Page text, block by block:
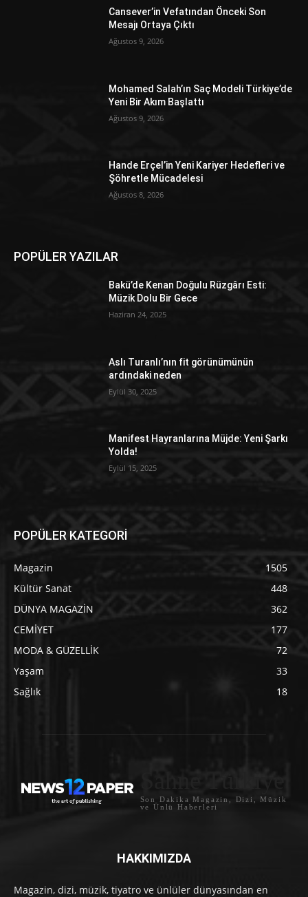
Cansever’in Vefatından Önceki Son
Mesajı Ortaya Çıktı
Ağustos 9, 2026
Mohamed Salah’ın Saç Modeli Türkiye’de
Yeni Bir Akım Başlattı
Ağustos 9, 2026
Hande Erçel’in Yeni Kariyer Hedefleri ve
Şöhretle Mücadelesi
Ağustos 8, 2026
POPÜLER YAZILAR
Bakü’de Kenan Doğulu Rüzgârı Esti:
Müzik Dolu Bir Gece
Haziran 24, 2025
Aslı Turanlı’nın fit görünümünün
ardındaki neden
Eylül 30, 2025
Manifest Hayranlarına Müjde: Yeni Şarkı
Yolda!
Eylül 15, 2025
POPÜLER KATEGORİ
Magazin
1505
Kültür Sanat
448
DÜNYA MAGAZİN
362
CEMİYET
177
MODA & GÜZELLİK
72
Yaşam
33
Sağlık
18
Sahne Türkiye
Son Dakika Magazin, Dizi, Müzik
ve Ünlü Haberleri
HAKKIMIZDA
Magazin, dizi, müzik, tiyatro ve ünlüler dünyasından en